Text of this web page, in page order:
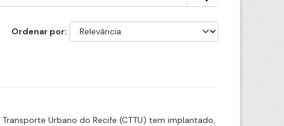
Ordenar por
Urbano do Recife (CTTU) tem implantado,